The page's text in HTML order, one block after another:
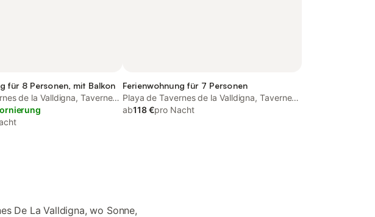
für 8 Personen, mit Balkon
de la Valldigna, Tavernes
Ferienwohnung für 7 Personen
Playa de Tavernes de la Valldigna, Tavernes
de la Valldigna
ab118 €pro Nacht
De La Valldigna, wo Sonne,